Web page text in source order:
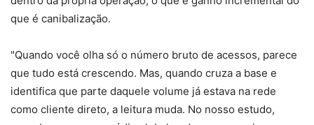
que é canibalização.
"Quando você olha só o número bruto de acessos, parece
que tudo está crescendo. Mas, quando cruza a base e
identifica que parte daquele volume já estava na rede
como cliente direto, a leitura muda. No nosso estudo,